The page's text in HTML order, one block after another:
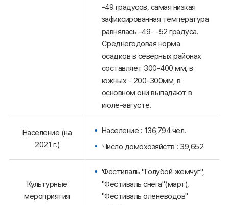
-49 градусов, самая низкая
зафиксированная температура
равнялась -49- -52 градуса.
Среднегодовая норма
осадков в северных районах
составляет 300-400 мм, в
южных - 200-300мм, в
основном они выпадают в
июле-августе.
Население (на
2021 г.)
Население : 136,794 чел.
Число домохозяйств : 39,652
Культурные
мероприятия
'Фестиваль "Голубой жемчуг",
"Фестиваль снега"(март),
"Фестиваль оленеводов"